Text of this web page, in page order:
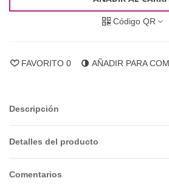
Código QR
FAVORITO 0 AÑADIR PARA
Descripción
Detalles del producto
Comentarios